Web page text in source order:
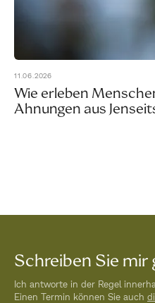
11.06.2026
Wie erleben
Ahnungen aus
Schreiben Sie mir
Ich antworte in der Regel
Einen Termin können Sie auch